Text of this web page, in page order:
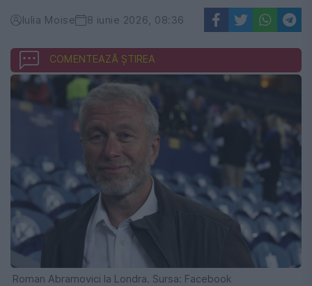
Iulia Moise 8 iunie 2026, 08:36
COMENTEAZĂ ȘTIREA
Roman Abramovici la Londra. Sursa: Facebook